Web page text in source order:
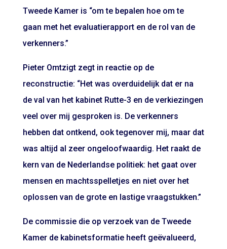
Tweede Kamer is “om te bepalen hoe om te
gaan met het evaluatierapport en de rol van de
verkenners.”
Pieter Omtzigt zegt in reactie op de
reconstructie: “Het was overduidelijk dat er na
de val van het kabinet Rutte-3 en de verkiezingen
veel over mij gesproken is. De verkenners
hebben dat ontkend, ook tegenover mij, maar dat
was altijd al zeer ongeloofwaardig. Het raakt de
kern van de Nederlandse politiek: het gaat over
mensen en machtsspelletjes en niet over het
oplossen van de grote en lastige vraagstukken.”
De commissie die op verzoek van de Tweede
Kamer de kabinetsformatie heeft geëvalueerd,